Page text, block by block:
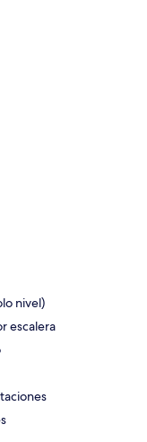
nivel)
escalera